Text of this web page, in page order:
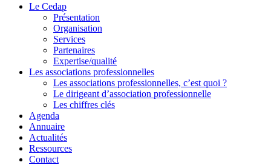
Le Cedap
Présentation
Organisation
Services
Partenaires
Expertise/qualité
Les associations professionnelles
Les associations professionnelles, c’est quoi ?
Le dirigeant d’association professionnelle
Les chiffres clés
Agenda
Annuaire
Actualités
Ressources
Contact